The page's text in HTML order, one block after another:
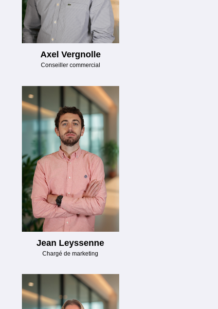
Axel Vergnolle
Conseiller commercial
Jean Leyssenne
Chargé de marketing